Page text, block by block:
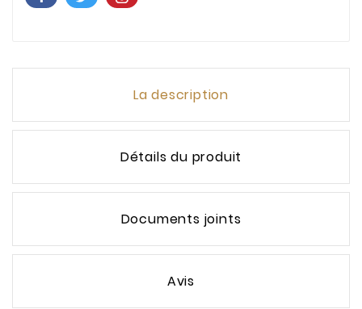
La description
Détails du produit
Documents joints
Avis